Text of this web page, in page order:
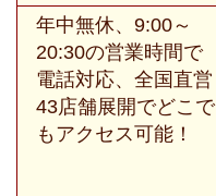
年中無休、9:00～
20:30の営業時間で
電話対応、全国直営
43店舗展開でどこで
もアクセス可能！